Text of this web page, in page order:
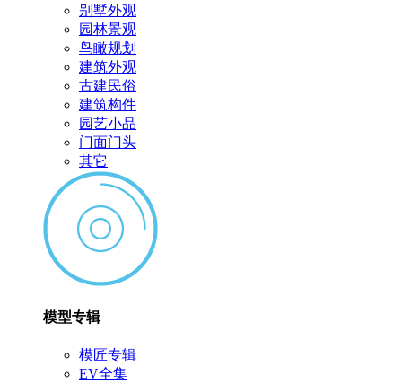
别墅外观
园林景观
鸟瞰规划
建筑外观
古建民俗
建筑构件
园艺小品
门面门头
其它
模型专辑
模匠专辑
EV全集